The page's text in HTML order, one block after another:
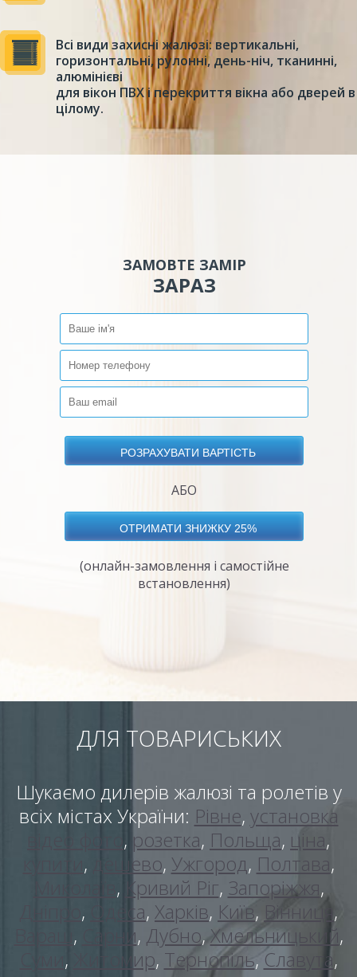
Всі види захисні жалюзі: вертикальні,
горизонтальні, рулонні, день-ніч, тканинні,
алюмінієві
для вікон ПВХ і перекриття вікна або дверей в
цілому.
ЗАМОВТЕ ЗАМІР
ЗАРАЗ
АБО
(онлайн-замовлення і самостійне
встановлення)
ДЛЯ ТОВАРИСЬКИХ
Шукаємо дилерів жалюзі та ролетів у
всіх містах України: Рівне, установка
відео фото , розетка, Польща, ціна,
, дешево, Ужгород, Полтава,
, Кривий Ріг, Запоріжжя,
, Одеса, Харків, Київ, Вінниця,
, Сарни, Дубно, Хмельницький,
, Житомир, Тернопіль, Славута,